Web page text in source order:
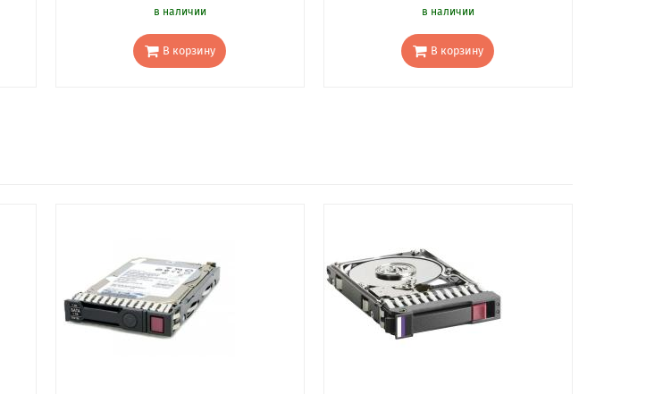
в наличии
В корзину
в наличии
В корзину